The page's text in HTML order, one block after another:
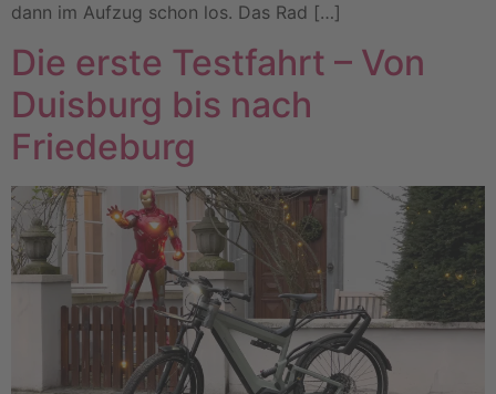
dann im Aufzug schon los. Das Rad […]
Die erste Testfahrt – Von
Duisburg bis nach
Friedeburg